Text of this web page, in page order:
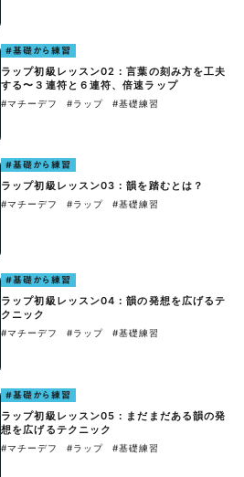
#基礎から練習
ラップ初級レッスン02：言葉の刻み方を工夫
する〜３連符と６連符、倍速ラップ
#マチーデフ #ラップ #基礎練習
#基礎から練習
ラップ初級レッスン03：韻を踏むとは？
#マチーデフ #ラップ #基礎練習
#基礎から練習
ラップ初級レッスン04：韻の発想を広げるテ
クニック
#マチーデフ #ラップ #基礎練習
#基礎から練習
ラップ初級レッスン05：まだまだある韻の発
想を広げるテクニック
#マチーデフ #ラップ #基礎練習